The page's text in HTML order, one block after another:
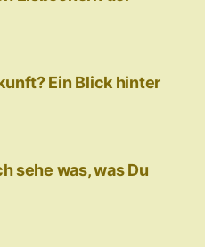
Ein Blick hinter
sehe was, was Du